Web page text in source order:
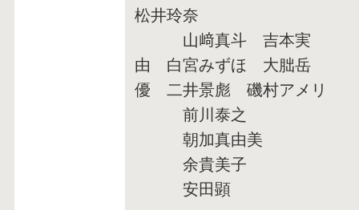
松井玲奈
山﨑真斗 吉本実
由 白宮みずほ 大朏岳
優 二井景彪 磯村アメリ
前川泰之
朝加真由美
余貴美子
安田顕